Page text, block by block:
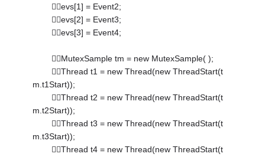
evs[1] = Event2;
evs[2] = Event3;
evs[3] = Event4;
MutexSample tm = new MutexSample( );
Thread t1 = new Thread(new ThreadStart(t
m.t1Start));
Thread t2 = new Thread(new ThreadStart(t
m.t2Start));
Thread t3 = new Thread(new ThreadStart(t
m.t3Start));
Thread t4 = new Thread(new ThreadStart(t